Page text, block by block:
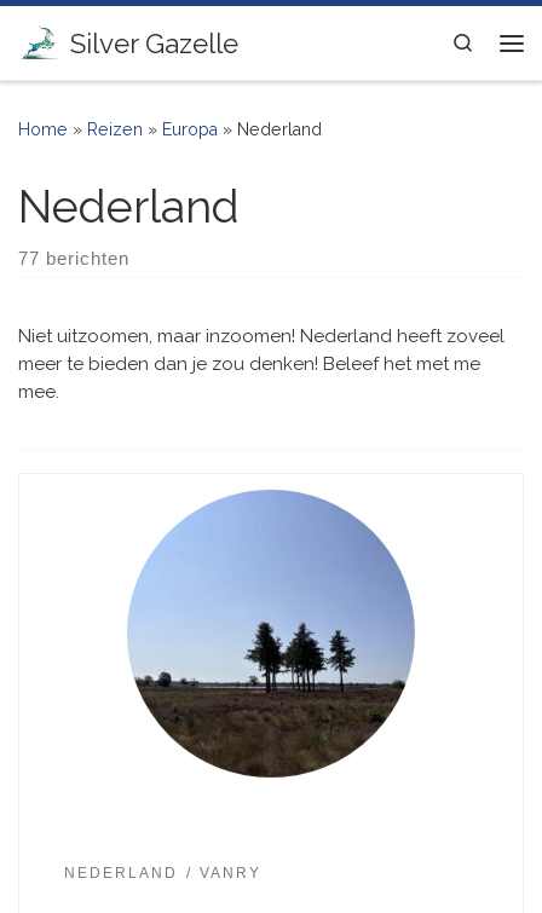
Ga naar inhoud
Silver Gazelle
Search
Home » Reizen » Europa » Nederland
Nederland
77 berichten
Niet uitzoomen, maar inzoomen! Nederland heeft zoveel
meer te bieden dan je zou denken! Beleef het met me
mee.
NEDERLAND VANRY